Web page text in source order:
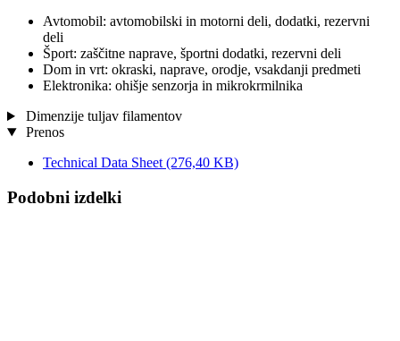
Avtomobil: avtomobilski in motorni deli, dodatki, rezervni
deli
Šport: zaščitne naprave, športni dodatki, rezervni deli
Dom in vrt: okraski, naprave, orodje, vsakdanji predmeti
Elektronika: ohišje senzorja in mikrokrmilnika
Dimenzije tuljav filamentov
Prenos
Technical Data Sheet (276,40 KB)
Podobni izdelki